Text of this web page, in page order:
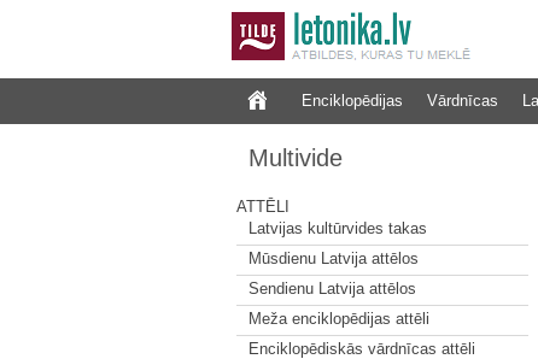
Enciklopēdijas Vārdnīcas
Multivide
ATTĒLI
Latvijas kultūrvides takas
Mūsdienu Latvija attēlos
Sendienu Latvija attēlos
Meža enciklopēdijas attēli
Enciklopēdiskās vārdnīcas attēli